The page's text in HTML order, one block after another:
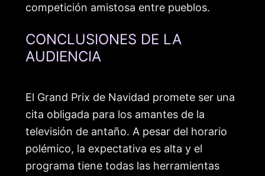
competición amistosa entre pueblos.
CONCLUSIONES DE LA
AUDIENCIA
El Grand Prix de Navidad promete ser una
cita obligada para los amantes de la
televisión de antaño. A pesar del horario
polémico, la expectativa es alta y el
programa tiene todas las herramientas